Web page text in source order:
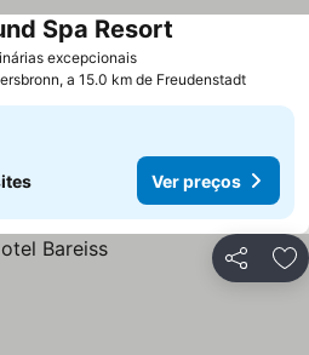
excepcionais
Spa Resort
a 15.0 km de Freudenstadt
Ver preços
Partilhar